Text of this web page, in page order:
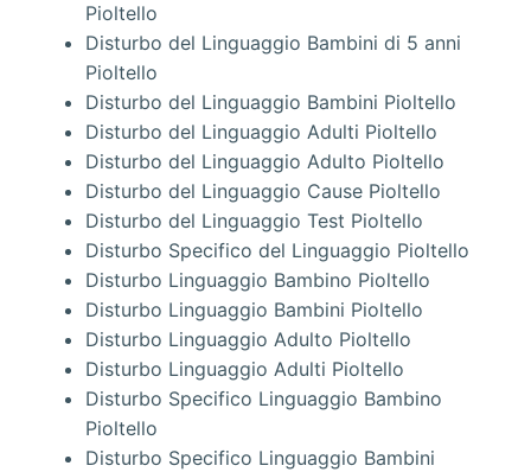
Pioltello
Disturbo del Linguaggio Bambini di 5 anni
Pioltello
Disturbo del Linguaggio Bambini Pioltello
Disturbo del Linguaggio Adulti Pioltello
Disturbo del Linguaggio Adulto Pioltello
Disturbo del Linguaggio Cause Pioltello
Disturbo del Linguaggio Test Pioltello
Disturbo Specifico del Linguaggio Pioltello
Disturbo Linguaggio Bambino Pioltello
Disturbo Linguaggio Bambini Pioltello
Disturbo Linguaggio Adulto Pioltello
Disturbo Linguaggio Adulti Pioltello
Disturbo Specifico Linguaggio Bambino
Pioltello
Disturbo Specifico Linguaggio Bambini